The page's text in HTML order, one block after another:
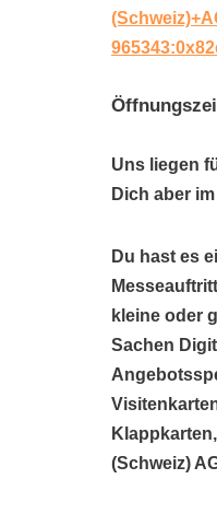
Uns liegen
Dich aber
Du hast es
kleine oder
Sachen
(Schweiz)